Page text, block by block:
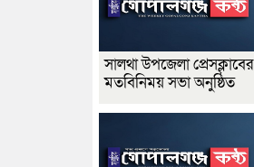
সালথা উপজেলা প্রেসক্লাবের
মতবিনিময় সভা অনুষ্ঠিত